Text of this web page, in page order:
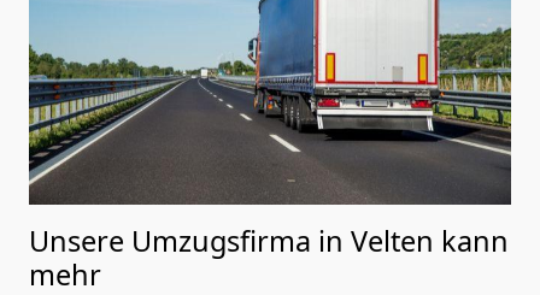
Unsere Umzugsfirma in Velten kann
mehr